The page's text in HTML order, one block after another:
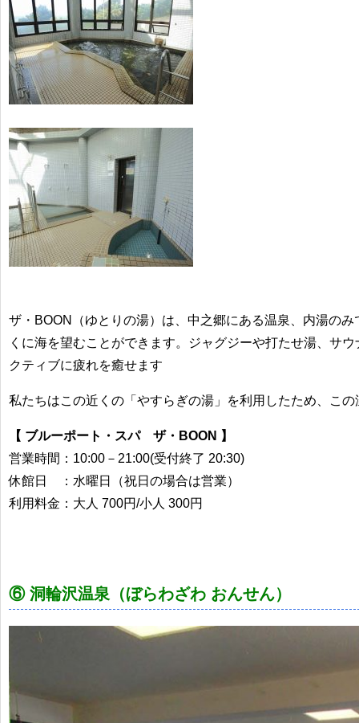
ザ・BOON（ゆとりの湯）は、中之郷にある温泉、内湯の
くに海を望むことができます。ジャグジーや打たせ湯、サ
クティブに疲れを癒せます
私たちはこの近くの「やすらぎの湯」を利用したため、こ
【 ブルーポート・スパ ザ・BOON 】
営業時間：10:00－21:00(受付終了 20:30)
休館日 ：水曜日（祝日の場合は営業）
利用料金：大人 700円/小人 300円
⑥ 洞輪沢温泉（ぼらわざわ おんせん）